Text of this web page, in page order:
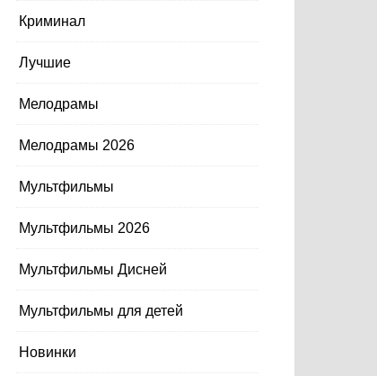
Криминал
Лучшие
Мелодрамы
Мелодрамы 2026
Мультфильмы
Мультфильмы 2026
Мультфильмы Дисней
Мультфильмы для детей
Новинки